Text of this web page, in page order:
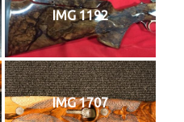
IMG 1192
IMG 1707